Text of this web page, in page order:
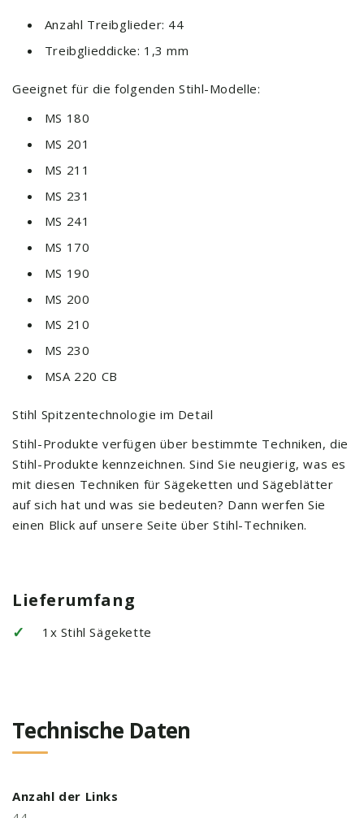
Anzahl Treibglieder: 44
Treibglieddicke: 1,3 mm
Geeignet für die folgenden Stihl-Modelle:
MS 180
MS 201
MS 211
MS 231
MS 241
MS 170
MS 190
MS 200
MS 210
MS 230
MSA 220 CB
Stihl Spitzentechnologie im Detail
Stihl-Produkte verfügen über bestimmte Techniken, die
Stihl-Produkte kennzeichnen. Sind Sie neugierig, was es
mit diesen Techniken für Sägeketten und Sägeblätter
auf sich hat und was sie bedeuten? Dann werfen Sie
einen Blick auf unsere Seite über Stihl-Techniken.
Lieferumfang
✓ 1x Stihl Sägekette
Technische Daten
Anzahl der Links